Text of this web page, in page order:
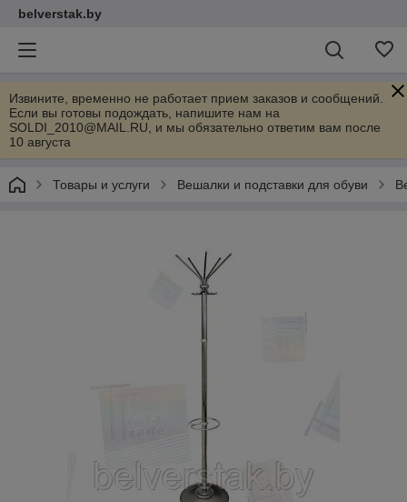
belverstak.by
Извините, временно не работает прием заказов и сообщений.
Если вы готовы подождать, напишите нам на
SOLDI_2010@MAIL.RU, и мы обязательно ответим вам после
10 августа
Товары и услуги Вешалки и подставки для обуви